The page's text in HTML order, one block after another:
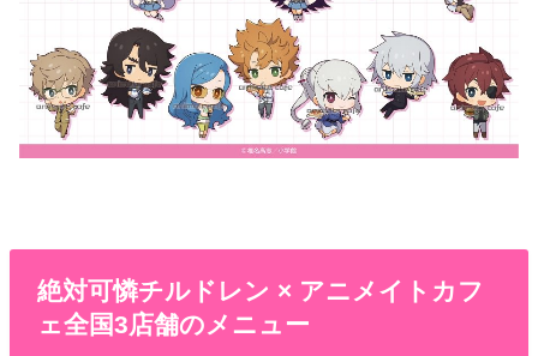
絶対可憐チルドレン × アニメイトカフ
ェ全国3店舗のメニュー